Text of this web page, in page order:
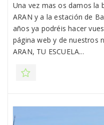
Una vez mas os damos la
ARAN y a la estación de
años ya podréis hacer
página web y de nuestros
ARAN, TU ESCUELA...